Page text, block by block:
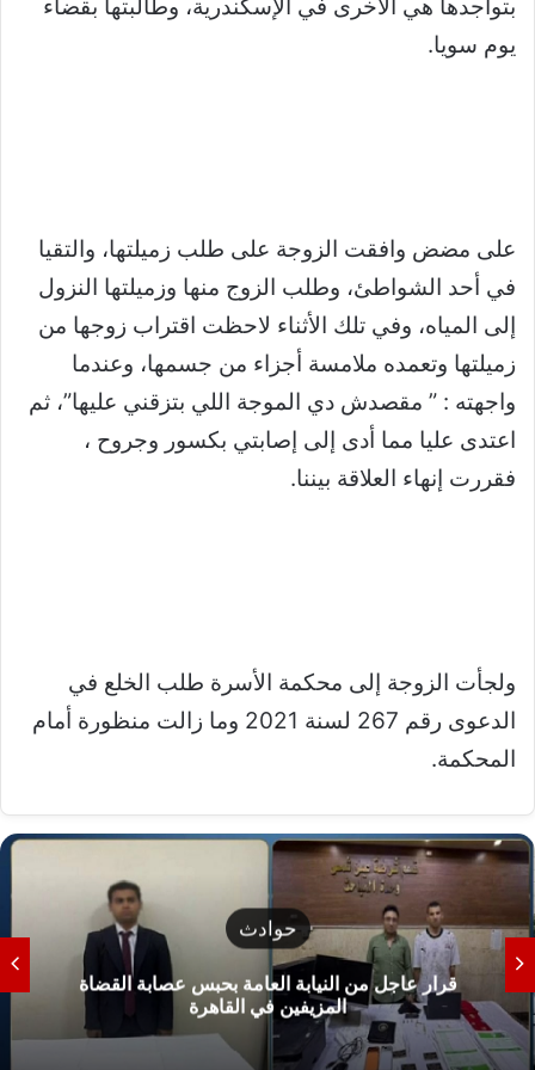
بتواجدها هي الأخرى في الإسكندرية، وطالبتها بقضاء
يوم سويا.
على مضض وافقت الزوجة على طلب زميلتها، والتقيا
في أحد الشواطئ، وطلب الزوج منها وزميلتها النزول
إلى المياه، وفي تلك الأثناء لاحظت اقتراب زوجها من
زميلتها وتعمده ملامسة أجزاء من جسمها، وعندما
واجهته : ” مقصدش دي الموجة اللي بتزقني عليها”، ثم
اعتدى عليا مما أدى إلى إصابتي بكسور وجروح ،
فقررت إنهاء العلاقة بيننا.
ولجأت الزوجة إلى محكمة الأسرة طلب الخلع في
الدعوى رقم 267 لسنة 2021 وما زالت منظورة أمام
المحكمة.
حوادث
قرار عاجل من النيابة العامة بحبس عصابة القضاة
المزيفين في القاهرة